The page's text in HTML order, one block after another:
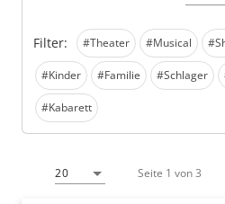
Filter: #Theater #Musical
#Kinder #Familie #Schlager
#Kabarett
20 Seite 1 von 3